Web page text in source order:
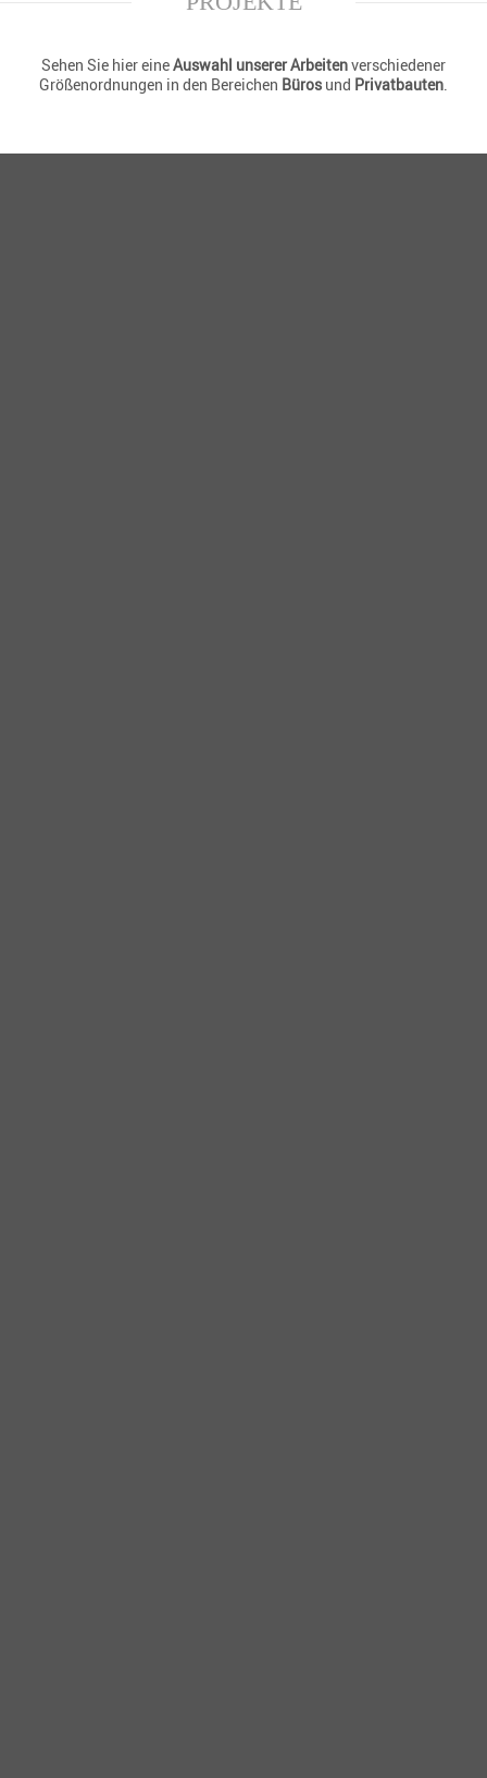
Sehen Sie hier eineAuswahl unserer Arbeitenverschiedener
Größenordnungen in den Bereichen Büros und Privatbauten.